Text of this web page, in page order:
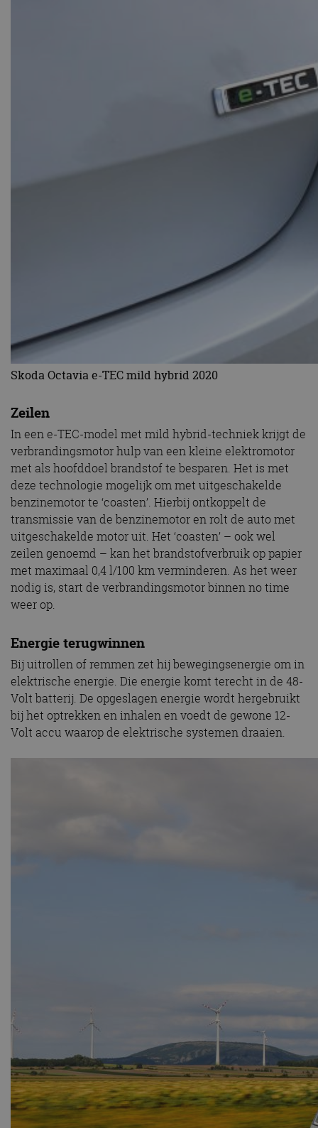
Skoda Octavia e-TEC mild hybrid 2020
Zeilen
In een e-TEC-model met mild hybrid-techniek krijgt de
verbrandingsmotor hulp van een kleine elektromotor
met als hoofddoel brandstof te besparen. Het is met
deze technologie mogelijk om met uitgeschakelde
benzinemotor te ‘coasten’. Hierbij ontkoppelt de
transmissie van de benzinemotor en rolt de auto met
uitgeschakelde motor uit. Het ‘coasten’ – ook wel
zeilen genoemd – kan het brandstofverbruik op papier
met maximaal 0,4 l/100 km verminderen. As het weer
nodig is, start de verbrandingsmotor binnen no time
weer op.
Energie terugwinnen
Bij uitrollen of remmen zet hij bewegingsenergie om in
elektrische energie. Die energie komt terecht in de 48-
Volt batterij. De opgeslagen energie wordt hergebruikt
bij het optrekken en inhalen en voedt de gewone 12-
Volt accu waarop de elektrische systemen draaien.